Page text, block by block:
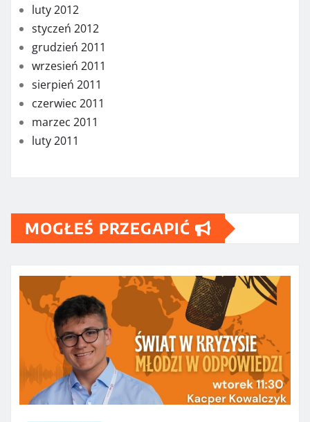
luty 2012
styczeń 2012
grudzień 2011
wrzesień 2011
sierpień 2011
czerwiec 2011
marzec 2011
luty 2011
MOGŁEŚ PRZEGAPIĆ